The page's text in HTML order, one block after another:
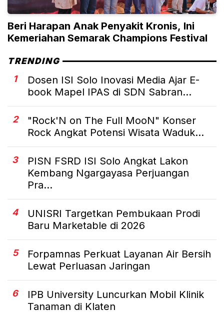
Beri Harapan Anak Penyakit Kronis, Ini
Kemeriahan Semarak Champions Festival
TRENDING
1
Dosen ISI Solo Inovasi Media Ajar E-
book Mapel IPAS di SDN Sabran...
2
"Rock'N on The Full MooN" Konser
Rock Angkat Potensi Wisata Waduk...
3
PISN FSRD ISI Solo Angkat Lakon
Kembang Ngargayasa Perjuangan
Pra...
4
UNISRI Targetkan Pembukaan Prodi
Baru Marketable di 2026
5
Forpamnas Perkuat Layanan Air Bersih
Lewat Perluasan Jaringan
6
IPB University Luncurkan Mobil Klinik
Tanaman di Klaten